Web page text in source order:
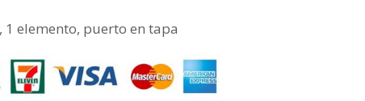
elemento, puerto en tapa